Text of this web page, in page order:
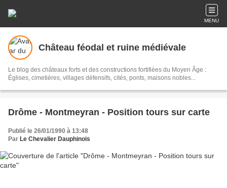
MENU
Château féodal et ruine médiévale
Le blog des châteaux forts et des constructions fortifiées du Moyen Âge :
Églises, cimetières, villages défensifs, cités, ponts, maisons nobles...
Drôme - Montmeyran - Position tours sur carte
Publié le 26/01/1990 à 13:48
Par Le Chevalier Dauphinois